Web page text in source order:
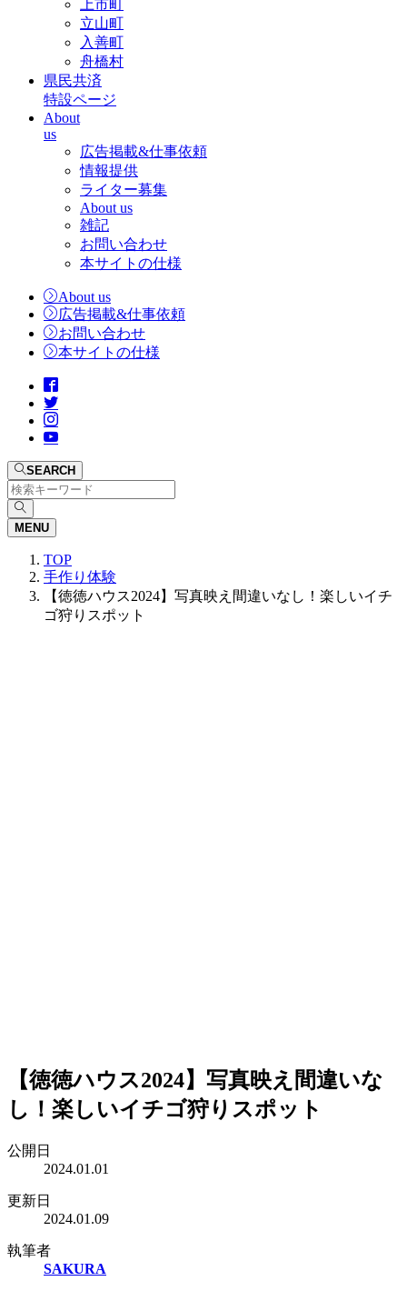
上市町
立山町
入善町
舟橋村
県民共済
特設ページ
About
us
広告掲載&仕事依頼
情報提供
ライター募集
About us
雑記
お問い合わせ
本サイトの仕様
About us
広告掲載&仕事依頼
お問い合わせ
本サイトの仕様
SEARCH
MENU
TOP
手作り体験
【徳徳ハウス2024】写真映え間違いなし！楽しいイチ
ゴ狩りスポット
【徳徳ハウス2024】写真映え間違いな
し！楽しいイチゴ狩りスポット
公開日
2024.01.01
更新日
2024.01.09
執筆者
SAKURA